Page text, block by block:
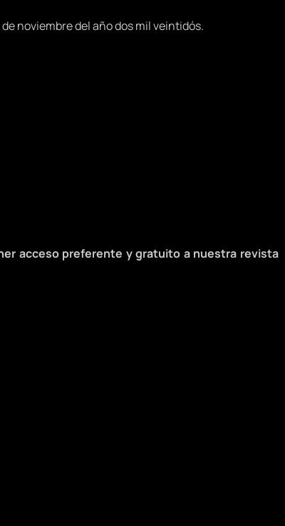
noviembre del año dos mil veintidós.
acceso preferente y gratuito a nuestra revista